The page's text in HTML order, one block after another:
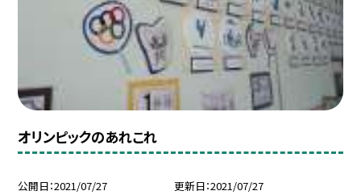
オリンピックのあれこれ
公開日 2021/07/27 更新日 2021/07/27